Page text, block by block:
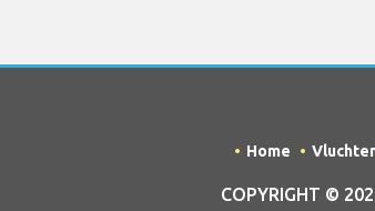
Home
COPYRIGHT ©